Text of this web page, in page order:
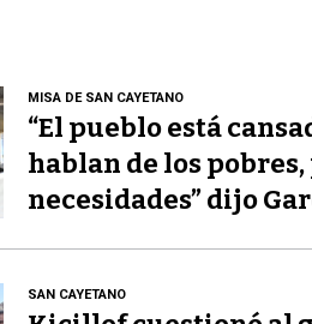
MISA DE SAN CAYETANO
“El pueblo está
hablan de los
necesidades” dijo
SAN CAYETANO